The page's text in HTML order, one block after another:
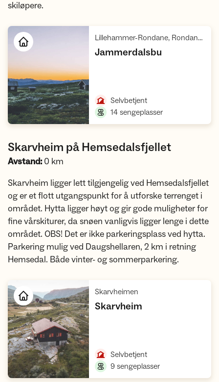
skiløpere.
Lillehammer-Rondane, Rondane villreinområde 1
Jammerdalsbu
Selvbetjent,
14 sengeplasser,
Skarvheim på Hemsedalsfjellet
Avstand: 0 km
Skarvheim ligger lett tilgjengelig ved Hemsedalsfjellet
og er et flott utgangspunkt for å utforske terrenget i
området. Hytta ligger høyt og gir gode muligheter for
fine vårskiturer, da snøen vanligvis ligger lenge i dette
området. OBS! Det er ikke parkeringsplass ved hytta.
Parkering mulig ved Daugshellaren, 2 km i retning
Hemsedal. Både vinter- og sommerparkering.
Skarvheimen
Skarvheim
Selvbetjent,
9 sengeplasser,